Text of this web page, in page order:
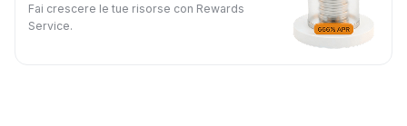
Fai crescere le tue risorse con Rewards
Service.